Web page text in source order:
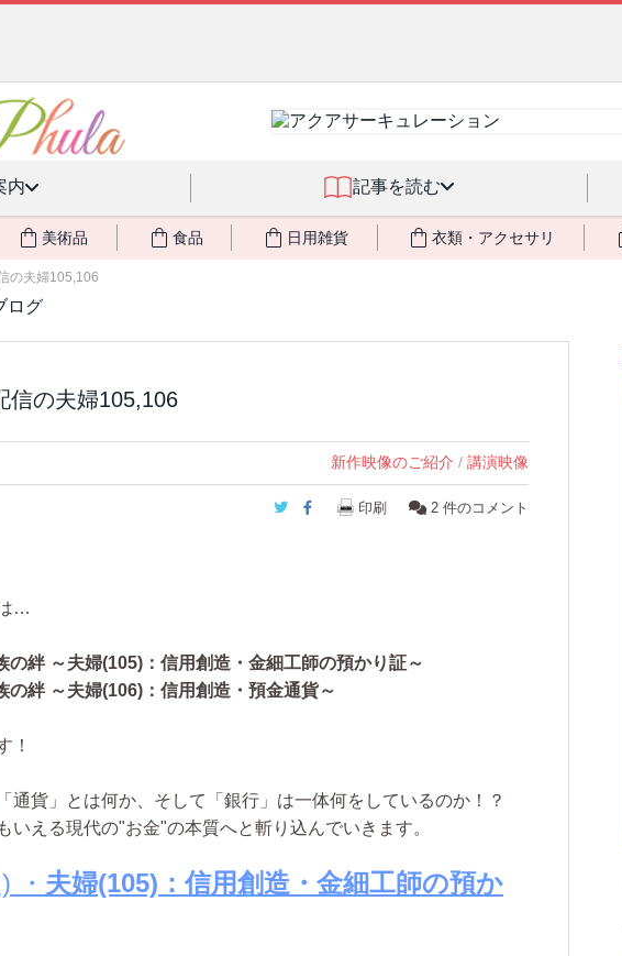
内 記事を読む
美術品 食品 日用雑貨 衣類・アクセサリ
の夫婦105,106
信の夫婦105,106
新作映像のご紹介 / 講演映像
Twitter
Facebook
印刷 2件のコメント
…
の絆 ～夫婦(105)：信用創造・金細工師の預かり証～
の絆 ～夫婦(106)：信用創造・預金通貨～
！
通貨」とは何か、そして「銀行」は一体何をしているのか！？
いえる現代の"お金"の本質へと斬り込んでいきます。
・ 夫婦(105)：信用創造・金細工師の預か